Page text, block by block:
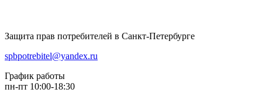
Защита прав потребителей в Санкт-Петербурге
spbpotrebitel@yandex.ru
График работы
пн-пт 10:00-18:30